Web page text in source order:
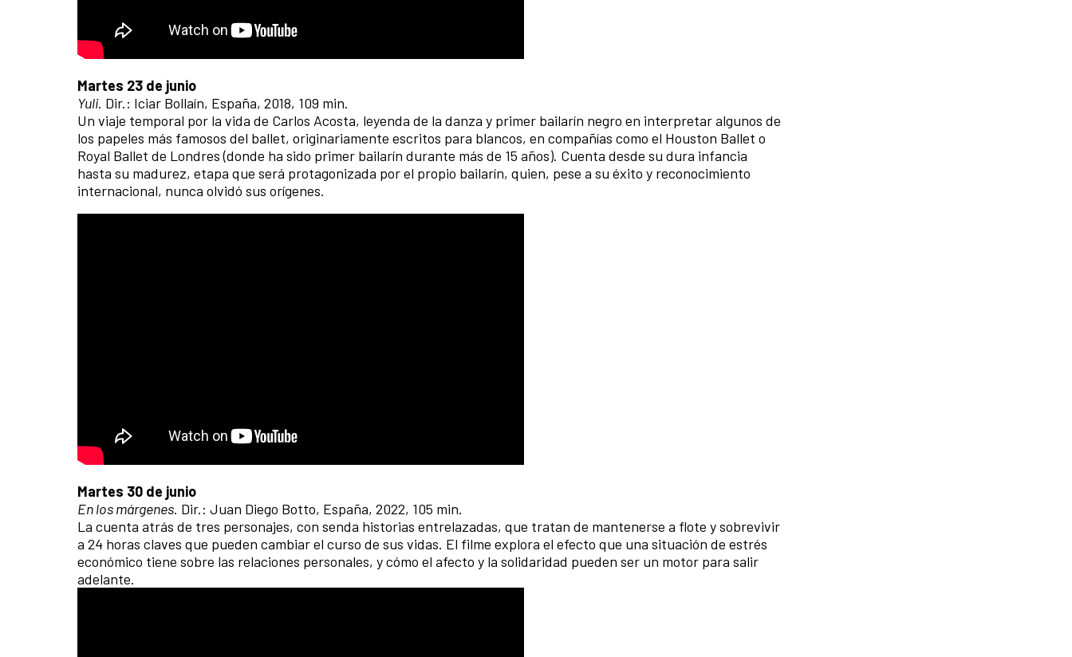
Martes 23 de junio
Yuli. Dir.: Iciar Bollaín, España, 2018, 109 min.
Un viaje temporal por la vida de Carlos Acosta, leyenda de la danza y primer bailarín negro en interpretar algunos de
los papeles más famosos del ballet, originariamente escritos para blancos, en compañías como el Houston Ballet o
Royal Ballet de Londres (donde ha sido primer bailarín durante más de 15 años). Cuenta desde su dura infancia
hasta su madurez, etapa que será protagonizada por el propio bailarín, quien, pese a su éxito y reconocimiento
internacional, nunca olvidó sus orígenes.
Martes 30 de junio
En los márgenes. Dir.: Juan Diego Botto, España, 2022, 105 min.
La cuenta atrás de tres personajes, con senda historias entrelazadas, que tratan de mantenerse a flote y sobrevivir
a 24 horas claves que pueden cambiar el curso de sus vidas. El filme explora el efecto que una situación de estrés
económico tiene sobre las relaciones personales, y cómo el afecto y la solidaridad pueden ser un motor para salir
adelante.